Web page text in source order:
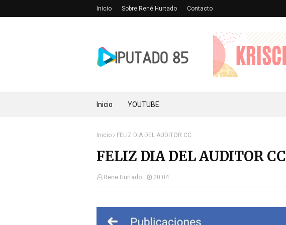
Inicio Sobre René Hurtado Contacto
Inicio YOUTUBE
Inicio FELIZ DIA DEL AUDITOR CC
FELIZ DIA DEL AUDITOR CC
Rene Hurtado 20:04